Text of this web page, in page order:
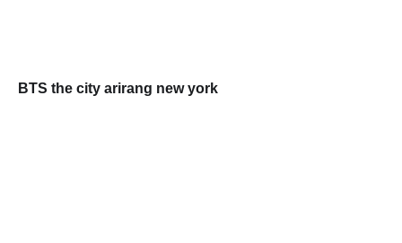
BTS the city arirang new york